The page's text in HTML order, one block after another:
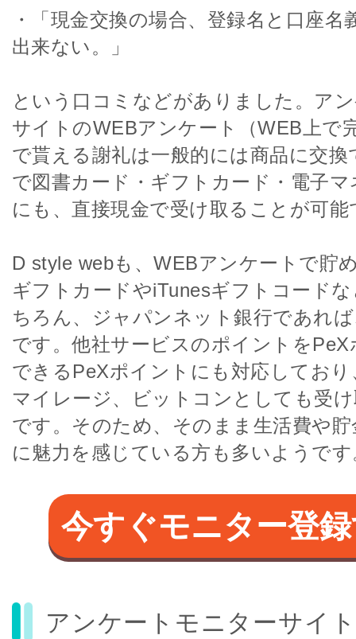
・「現金交換の場合、登録名と口座名
出来ない。」
という口コミなどがありました。ア
サイトのWEBアンケート（WEB上で
で貰える謝礼は一般的には商品に交換
で図書カード・ギフトカード・電子
にも、直接現金で受け取ることが可能
D style webも、WEBアンケートで貯
ギフトカードやiTunesギフトコード
ちろん、ジャパンネット銀行であれ
です。他社サービスのポイントを
できるPeXポイントにも対応してお
マイレージ、ビットコンとしても受
です。そのため、そのまま生活費や
に魅力を感じている方も多いようです
今すぐモニター登
アンケートモニターサイ